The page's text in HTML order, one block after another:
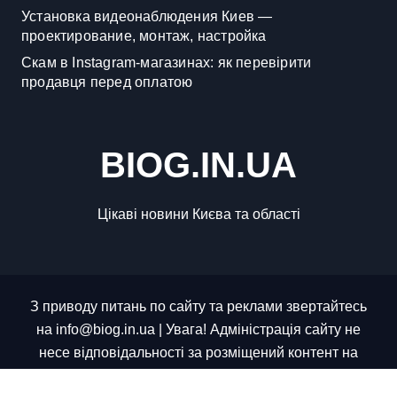
Установка видеонаблюдения Киев —
проектирование, монтаж, настройка
Скам в Instagram-магазинах: як перевірити
продавця перед оплатою
BIOG.IN.UA
Цікаві новини Києва та області
З приводу питань по сайту та реклами звертайтесь
на info@biog.in.ua | Увага! Адміністрація сайту не
несе відповідальності за розміщений контент на